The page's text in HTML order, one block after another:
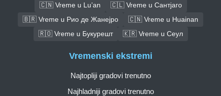
🇨🇳 Vreme u Lu’an
🇨🇱 Vreme u Сантјаго
🇧🇷 Vreme u Рио де Жанејро
🇨🇳 Vreme u Huainan
🇷🇴 Vreme u Букурешт
🇰🇷 Vreme u Сеул
Vremenski ekstremi
Najtopliji gradovi trenutno
Najhladniji gradovi trenutno